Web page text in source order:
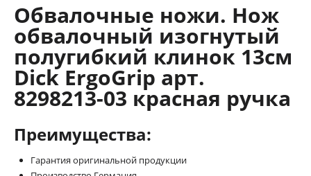
Обвалочные ножи. Нож
обвалочный изогнутый
полугибкий клинок 13см
Dick ErgoGrip арт.
8298213-03 красная ручка
Преимущества:
Гарантия оригинальной продукции